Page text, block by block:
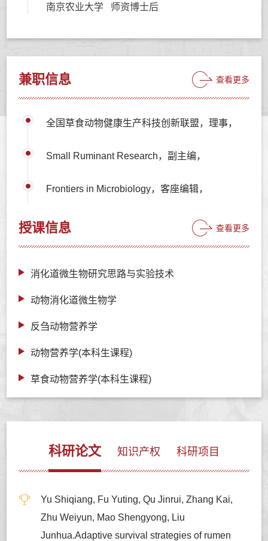
南京农业大学 师资博士后
兼职信息 查看更多
全国草食动物健康生产科技创新联盟，理事，
Small Ruminant Research，副主编，
Frontiers in Microbiology，客座编辑，
授课信息 查看更多
消化道微生物研究思路与实验技术
动物消化道微生物学
反刍动物营养学
动物营养学(本科生课程)
草食动物营养学(本科生课程)
科研论文 知识产权 科研项目
Yu Shiqiang, Fu Yuting, Qu Jinrui, Zhang Kai,
Zhu Weiyun, Mao Shengyong, Liu
Junhua.Adaptive survival strategies of rumen